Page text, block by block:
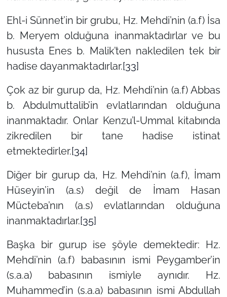
Ehl-i Sünnet’in bir grubu, Hz. Mehdi’nin (a.f) İsa
b. Meryem olduğuna inanmaktadırlar ve bu
hususta Enes b. Malik’ten nakledilen tek bir
hadise dayanmaktadırlar.[33]
Çok az bir gurup da, Hz. Mehdi’nin (a.f) Abbas
b. Abdulmuttalib’in evlatlarından olduğuna
inanmaktadır. Onlar Kenzu’l-Ummal kitabında
zikredilen bir tane hadise istinat
etmektedirler.[34]
Diğer bir gurup da, Hz. Mehdi’nin (a.f), İmam
Hüseyin’in (a.s) değil de İmam Hasan
Mücteba’nın (a.s) evlatlarından olduğuna
inanmaktadırlar.[35]
Başka bir gurup ise şöyle demektedir: Hz.
Mehdi’nin (a.f) babasının ismi Peygamber’in
(s.a.a) babasının ismiyle aynıdır. Hz.
Muhammed’in (s.a.a) babasının ismi Abdullah